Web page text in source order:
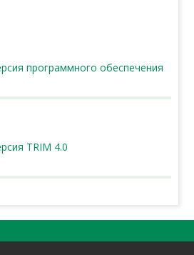
программного обеспечения
TRIM 4.0